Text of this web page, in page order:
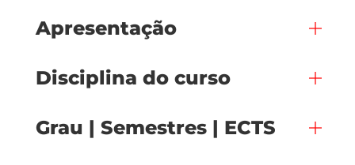
Apresentação
Disciplina do curso
Grau | Semestres | ECTS